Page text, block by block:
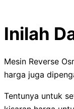
Inilah
Mesin Reverse
harga juga
Tentunya untuk